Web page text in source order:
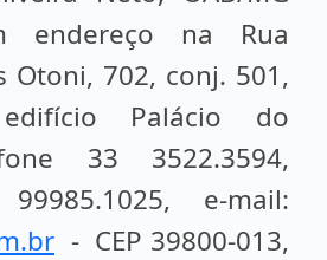
endereço na Rua
Otoni, 702, conj. 501,
Palácio do
33 3522.3594,
e-mail:
- CEP 39800-013,